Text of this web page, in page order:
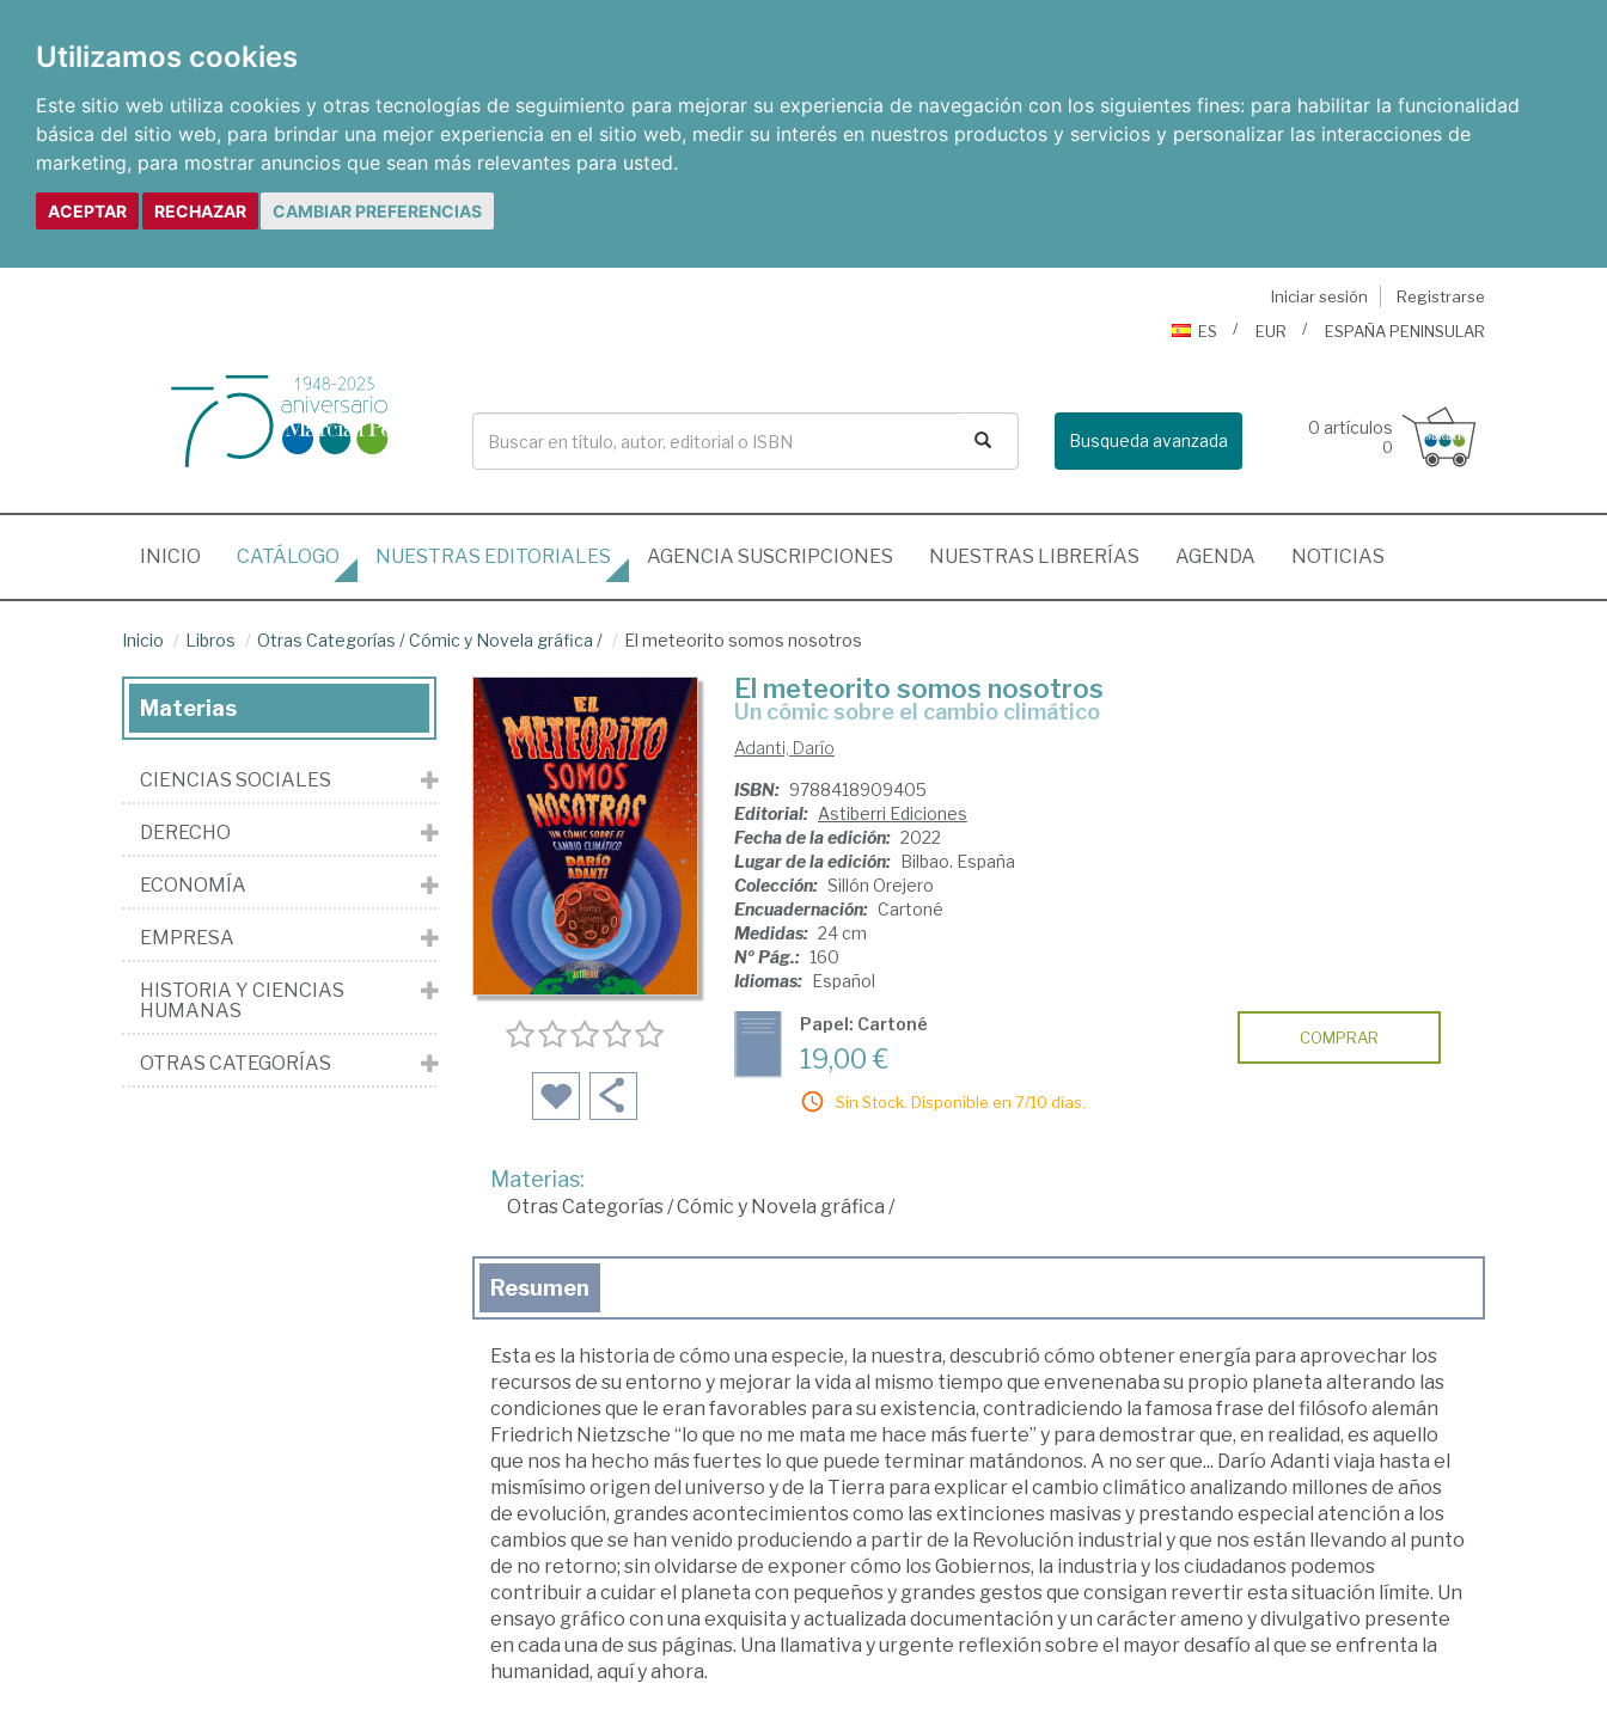
Utilizamos cookies
Este sitio web utiliza cookies y otras tecnologías de seguimiento para mejorar su experiencia de navegación con los siguientes fines: para habilitar la funcionalidad
básica del sitio web, para brindar una mejor experiencia en el sitio web, medir su interés en nuestros productos y servicios y personalizar las interacciones de
marketing, para mostrar anuncios que sean más relevantes para usted.
ACEPTAR RECHAZAR CAMBIAR PREFERENCIAS
Iniciar sesión
Registrarse
ES
EUR ESPAÑA PENINSULAR
Busqueda avanzada
0 artículos
0
INICIO (CURRENT)
CATÁLOGO NUESTRAS EDITORIALES AGENCIA SUSCRIPCIONES NUESTRAS LIBRERÍAS AGENDA NOTICIAS
Inicio Libros Otras Categorías /Cómic y Novela gráfica / El meteorito somos nosotros
El meteorito somos nosotros
un cómic sobre el cambio climático
Adanti, Darío
ISBN: 9788418909405
Editorial: Astiberri Ediciones
Fecha de la edición: 2022
Lugar de la edición: Bilbao. España
Colección: Sillón Orejero
Encuadernación: Cartoné
Medidas: 24 cm
Nº Pág.: 160
Idiomas: Español
Papel: Cartoné
19,00 €
Sin Stock. Disponible en 7/10 días.
COMPRAR
Materias:
Otras Categorías/Cómic y Novela gráfica /
Resumen
Esta es la historia de cómo una especie, la nuestra, descubrió cómo obtener energía para aprovechar los
recursos de su entorno y mejorar la vida al mismo tiempo que envenenaba su propio planeta alterando las
condiciones que le eran favorables para su existencia, contradiciendo la famosa frase del filósofo alemán
Friedrich Nietzsche “lo que no me mata me hace más fuerte” y para demostrar que, en realidad, es aquello
que nos ha hecho más fuertes lo que puede terminar matándonos. A no ser que... Darío Adanti viaja hasta el
mismísimo origen del universo y de la Tierra para explicar el cambio climático analizando millones de años
de evolución, grandes acontecimientos como las extinciones masivas y prestando especial atención a los
cambios que se han venido produciendo a partir de la Revolución industrial y que nos están llevando al punto
de no retorno; sin olvidarse de exponer cómo los Gobiernos, la industria y los ciudadanos podemos
contribuir a cuidar el planeta con pequeños y grandes gestos que consigan revertir esta situación límite. Un
ensayo gráfico con una exquisita y actualizada documentación y un carácter ameno y divulgativo presente
en cada una de sus páginas. Una llamativa y urgente reflexión sobre el mayor desafío al que se enfrenta la
humanidad, aquí y ahora.
Materias
CIENCIAS SOCIALES
DERECHO
ECONOMÍA
EMPRESA
HISTORIA Y CIENCIAS
HUMANAS
OTRAS CATEGORÍAS